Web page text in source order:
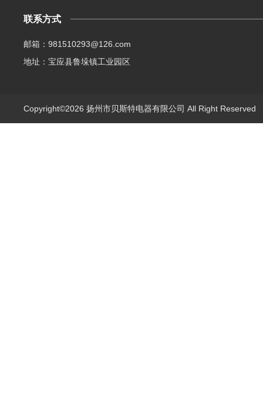
联系方式
邮箱：981510293@126.com
地址：宝应县鲁垛镇工业园区
Copyright©2026 扬州市贝斯特电器有限公司 All Right